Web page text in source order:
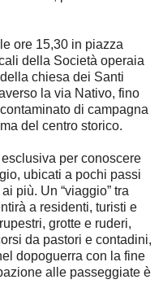
ore 15,30 in piazza
della Società operaia
chiesa dei Santi
la via Nativo, fino
di campagna
del centro storico.
per conoscere
ubicati a pochi passi
più. Un “viaggio” tra
a residenti, turisti e
grotte e ruderi,
da pastori e contadini,
dopoguerra con la fine
alle passeggiate è